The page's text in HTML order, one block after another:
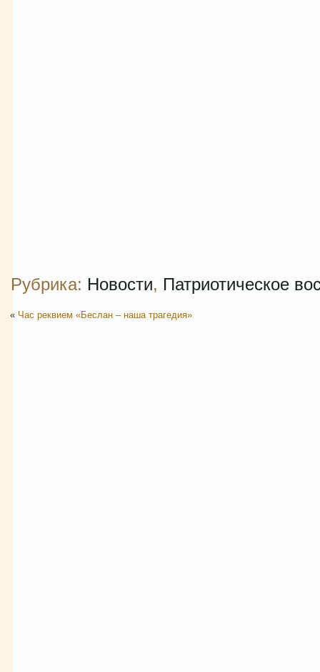
Рубрика: Новости, Патриотическое
« Час реквием «Беслан – наша трагедия»